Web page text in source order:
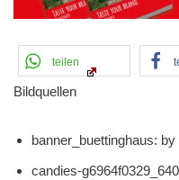
teilen
Bildquellen
banner_buettinghaus:
candies-